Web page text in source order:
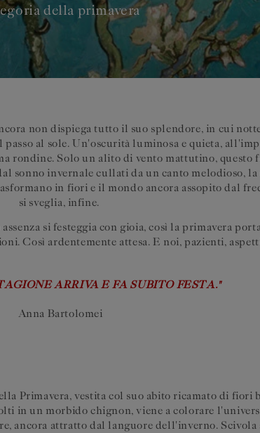
della primavera
non dispiega tutto il suo splendore, in cui
passo al sole. Un'oscurità luminosa e quieta,
rondine. Solo un alito di vento mattutino, questo
sonno invernale cullati da un canto melodioso, la
in fiori e il mondo ancora assopito dal
si sveglia, infine.
si festeggia con gioia, così la primavera
Così ardentemente attesa. E noi, pazienti,
ARRIVA E FA SUBITO FESTA."
Anna Bartolomei
Primavera, vestita col suo abito ricamato di fiori
in un morbido chignon, viene a colorare
ancora attratto dal languore dell'inverno. Scivola